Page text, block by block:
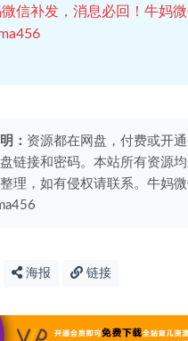
信补发，消息必回！牛妈微
： 资源都在网盘，付费或开
链接和密码。本站所有资源
理，如有侵权请联系。牛妈微
海报 链接